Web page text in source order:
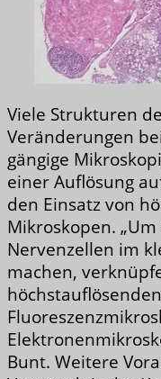
Viele Strukturen
Veränderungen
gängige
einer Auflösung
den Einsatz von
Mikroskopen.
Nervenzellen im
machen,
höchstauflösenden
Bunt. Weitere